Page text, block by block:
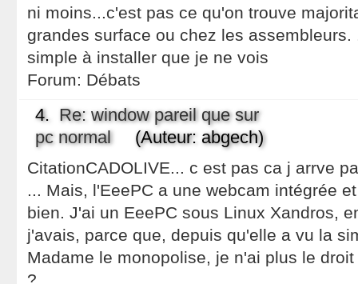
ni moins...c'est pas ce qu'on trouve
grandes surface ou chez les
simple à installer que je ne vois
Forum: Débats
4. Re: window pareil que sur
pc normal(Auteur: abgech)
CitationCADOLIVE... c est pas ca j arrve
... Mais, l'EeePC a une webcam intégrée
bien. J'ai un EeePC sous Linux Xandros,
j'avais, parce que, depuis qu'elle a vu la
Madame le monopolise, je n'ai plus le
?